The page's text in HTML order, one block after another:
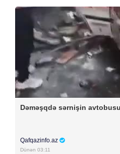
Dəməşqdə sərnişin
Qafqazinfo.az
Dünən 03:11